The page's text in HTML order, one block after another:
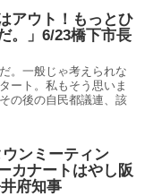
アウト！もっとひ
。」6/23橋下市長
。一般じゃ考えられな
ート。私もそう思いま
の後の自民都議連、該
ンミーティン
カナートはやし阪
府知事